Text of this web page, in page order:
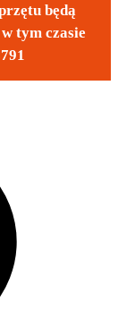
będą
tym czasie